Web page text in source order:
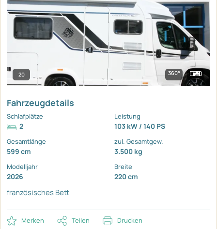
20 360°
Fahrzeugdetails
Schlafplätze
2
Leistung
103 kW / 140 PS
Gesamtlänge
599 cm
zul. Gesamtgew.
3.500 kg
Modelljahr
2026
Breite
220 cm
französisches Bett
Merken Teilen Drucken